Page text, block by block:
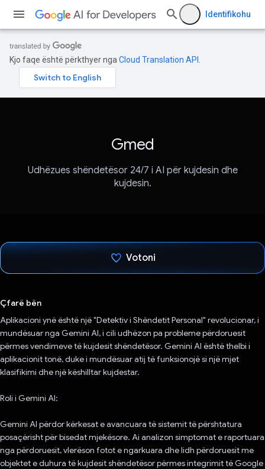
Identifikohu
Kjo faqe është përkthyer nga Cloud Translation API
Gmed
Udhëzues shëndetësor 24/7 i AI për kujdesin dhe
kujdesin.
Votoni
Çfarë bën
Aplikacioni ynë është një "Detektiv i Shëndetit Personal" revolucionar, i
mundësuar nga Gemini AI, i cili udhëzon pa probleme përdoruesit
përmes vendimeve të kujdesit shëndetësor. Gemini AI është thelbi i
aplikacionit tonë, duke i mundësuar atij të funksionojë si një mjet
klasifikimi dhe një këshilltar kujdestar.
Roli i Gemini AI:
Gemini AI përdor kërkesat e avancuara të sistemit të përshtatura
posaçërisht për bisedat mjekësore. Ai analizon simptomat e raportuara
nga përdoruesit, vlerëson fotot e ngarkuara dhe lidh përdoruesit me
objektet e duhura të kujdesit shëndetësor përmes integrimit të Google